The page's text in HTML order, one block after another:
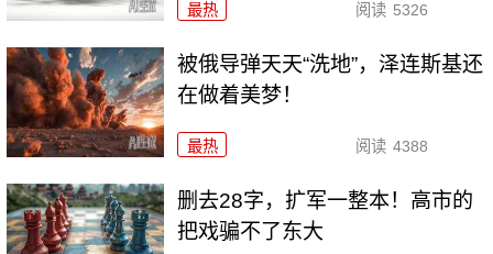
最热 阅读 5326
被俄导弹天天“洗地”，泽连斯基还
在做着美梦！
最热 阅读 4388
删去28字，扩军一整本！高市的
把戏骗不了东大